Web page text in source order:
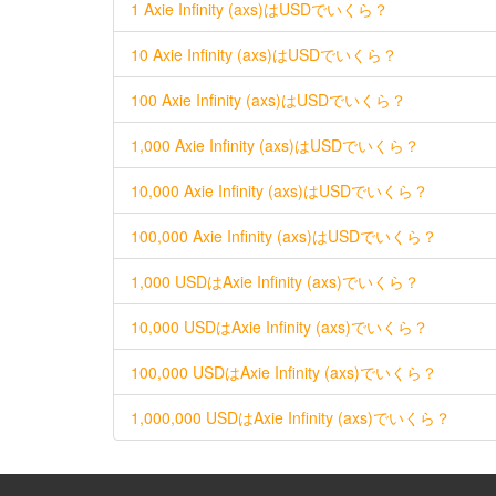
1 Axie Infinity (axs)はUSDでいくら？
10 Axie Infinity (axs)はUSDでいくら？
100 Axie Infinity (axs)はUSDでいくら？
1,000 Axie Infinity (axs)はUSDでいくら？
10,000 Axie Infinity (axs)はUSDでいくら？
100,000 Axie Infinity (axs)はUSDでいくら？
1,000 USDはAxie Infinity (axs)でいくら？
10,000 USDはAxie Infinity (axs)でいくら？
100,000 USDはAxie Infinity (axs)でいくら？
1,000,000 USDはAxie Infinity (axs)でいくら？